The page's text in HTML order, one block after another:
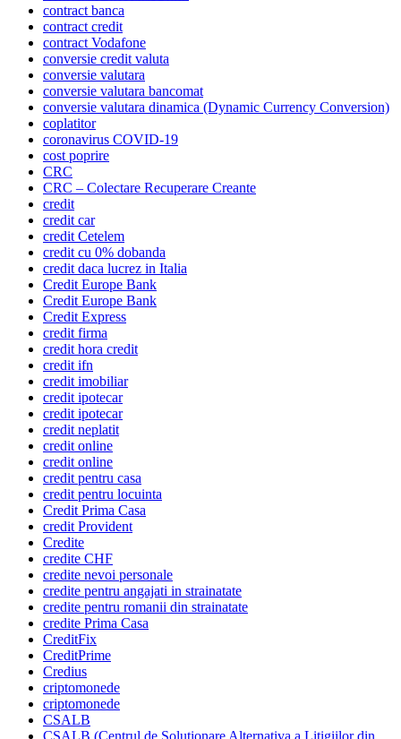
contract banca
contract credit
contract Vodafone
conversie credit valuta
conversie valutara
conversie valutara bancomat
conversie valutara dinamica (Dynamic Currency Conversion)
coplatitor
coronavirus COVID-19
cost poprire
CRC
CRC – Colectare Recuperare Creante
credit
credit car
credit Cetelem
credit cu 0% dobanda
credit daca lucrez in Italia
Credit Europe Bank
Credit Europe Bank
Credit Express
credit firma
credit hora credit
credit ifn
credit imobiliar
credit ipotecar
credit ipotecar
credit neplatit
credit online
credit online
credit pentru casa
credit pentru locuinta
Credit Prima Casa
credit Provident
Credite
credite CHF
credite nevoi personale
credite pentru angajati in strainatate
credite pentru romanii din strainatate
credite Prima Casa
CreditFix
CreditPrime
Credius
criptomonede
criptomonede
CSALB
CSALB (Centrul de Solutionare Alternativa a Litigiilor din